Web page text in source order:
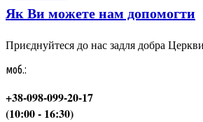
Як Ви можете нам допомогти
Приєднуйтеся до нас задля добра
моб.:
+38-098-099-20-17
(10:00 - 16:30)